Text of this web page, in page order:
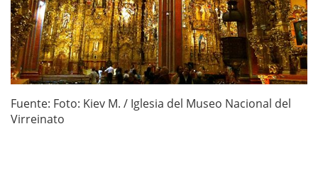
Fuente: Foto: Kiev M. / Iglesia del Museo Nacional del
Virreinato